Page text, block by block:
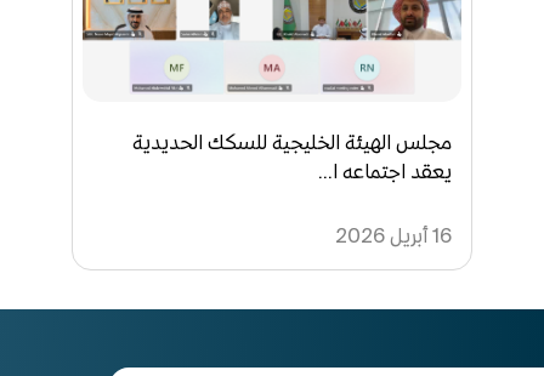
مجلس الهيئة الخليجية للسكك الحديدية
يعقد اجتماعه ا...
16 أبريل 2026